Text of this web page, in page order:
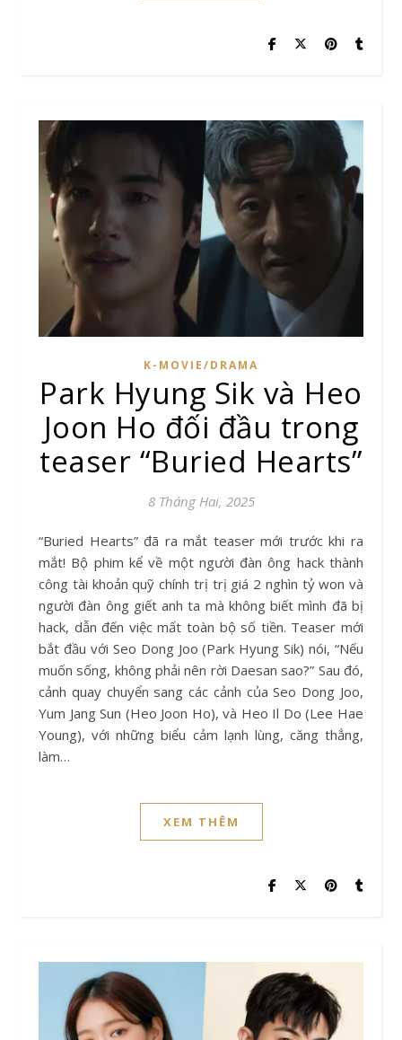
K-MOVIE/DRAMA
Park Hyung Sik và Heo
Joon Ho đối đầu trong
teaser “Buried Hearts”
8 Tháng Hai, 2025
“Buried Hearts” đã ra mắt teaser mới trước khi ra
mắt! Bộ phim kể về một người đàn ông hack thành
công tài khoản quỹ chính trị trị giá 2 nghìn tỷ won và
người đàn ông giết anh ta mà không biết mình đã bị
hack, dẫn đến việc mất toàn bộ số tiền. Teaser mới
bắt đầu với Seo Dong Joo (Park Hyung Sik) nói, “Nếu
muốn sống, không phải nên rời Daesan sao?” Sau đó,
cảnh quay chuyển sang các cảnh của Seo Dong Joo,
Yum Jang Sun (Heo Joon Ho), và Heo Il Do (Lee Hae
Young), với những biểu cảm lạnh lùng, căng thẳng,
làm…
XEM THÊM